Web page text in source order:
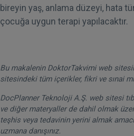
bireyin yaş, anlama düzeyi, hata
çocuğa uygun terapi yapılacaktır.
Bu makalenin DoktorTakvimi web
sitesindeki tüm içerikler, fikri ve sınai
DocPlanner Teknoloji A.Ş. web sitesi
ve diğer materyaller de dahil olmak
teşhis veya tedavinin yerini almak
uzmana danışınız.